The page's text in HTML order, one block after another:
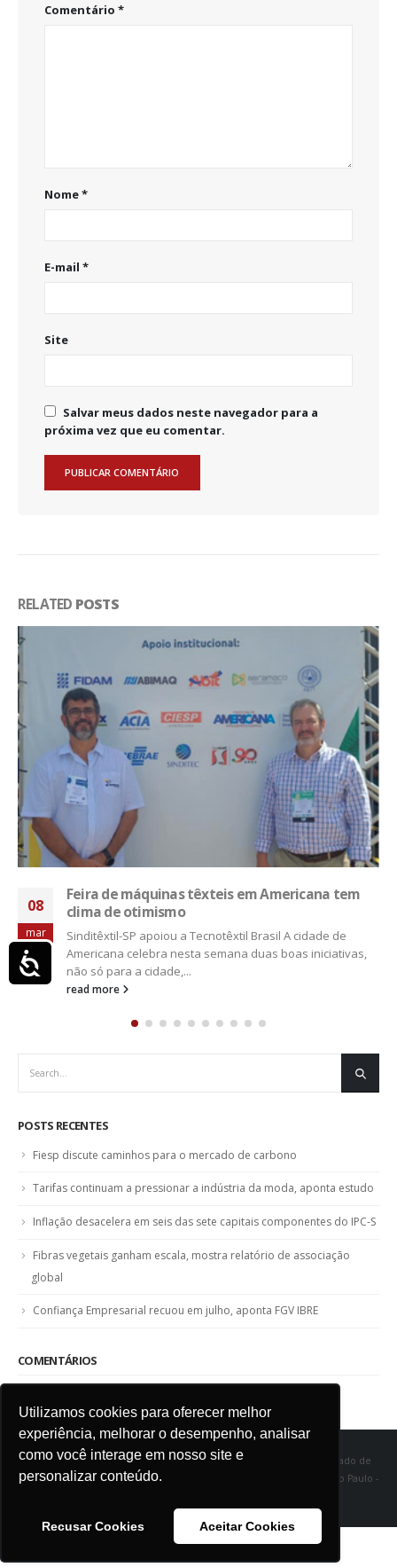
Acessibilidade
Utilizamos cookies para oferecer melhor
experiência, melhorar o desempenho, analisar
como você interage em nosso site e
personalizar conteúdo.
Recusar Cookies Aceitar Cookies
Comentário *
Nome*
E-mail *
Site
Salvar meus dados neste navegador para a
próxima vez que eu comentar.
RELATED POSTS
10
PIB cresce 3,4% em 2024 e fecha o ano em R$ 11,7
trilhões
a 2023. A Indústria (3,3%) e os Serviços (3,7%)...
read more
Inflação desacelera em seis das sete capitais componentes do IPC-S
Fibras vegetais ganham escala, mostra relatório de associação
COMENTÁRIOS
SINDITÊXTIL SP - Sindicato das Indústrias de Fiação e Tecelagem do Estado de
São Paulo Rua Marquês de Itu, 968 - Vila Buarque - Cep 01223-000 - São Paulo -